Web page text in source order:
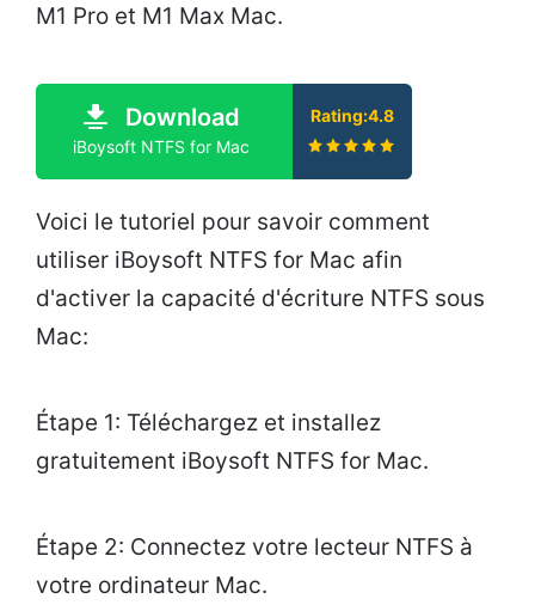
M1 Pro et M1 Max Mac.
Download
iBoysoft NTFS for Mac
Rating:4.8
Voici le tutoriel pour savoir comment
utiliser iBoysoft NTFS for Mac afin
d'activer la capacité d'écriture NTFS sous
Mac:
Étape 1: Téléchargez et installez
gratuitement iBoysoft NTFS for Mac.
Étape 2: Connectez votre lecteur NTFS à
votre ordinateur Mac.